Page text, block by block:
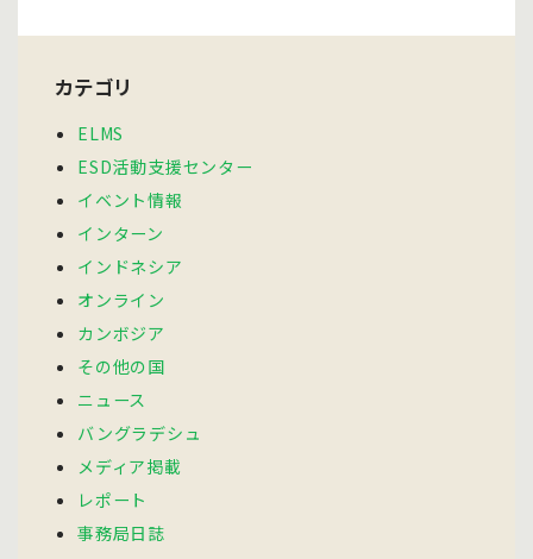
カテゴリ
ELMS
ESD活動支援センター
イベント情報
インターン
インドネシア
オンライン
カンボジア
その他の国
ニュース
バングラデシュ
メディア掲載
レポート
事務局日誌